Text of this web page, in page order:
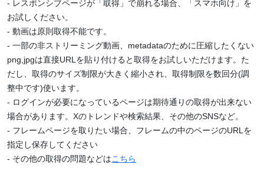
- レスポンシブページが「取得」で崩れる場合、「スマホ向け」を
お試しください。
- 動画は原則取得不能です。
- 一部の非ストリーミング動画、metadataのために圧縮したくない
png,jpgは直接URLを貼り付けると取得をお試しいただけます。た
だし、取得のサイズ制限が大きく縮小され、取得制限を数回分(調
整中です)使います。
- ログインが必要になっているページは期待通りの取得が出来ない
場合があります。Xのトレンドや検索結果、その他のSNSなど。
- フレームページを取りたい場合、フレームの中のページのURLを
指定し保存してください
- その他の取得の問題などはこちら